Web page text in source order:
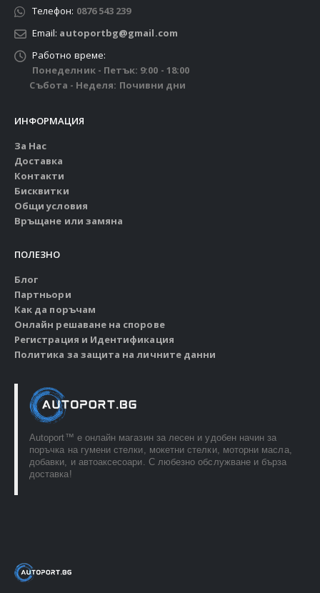
Телефон: 0876 543 239
Email: autoportbg@gmail.com
Работно време:
Понеделник - Петък: 9:00 - 18:00
Събота - Неделя: Почивни дни
ИНФОРМАЦИЯ
За Нас
Доставка
Контакти
Бисквитки
Общи условия
Връщане или замяна
ПОЛЕЗНО
Блог
Партньори
Как да поръчам
Онлайн решаване на спорове
Регистрация и Идентификация
Политика за защита на личните данни
Autoport™ e онлайн магазин за лесен и удобен начин за
поръчка на гумени стелки, мокетни стелки, моторни масла,
добавки, и автоаксесоари. С любезно обслужване и бърза
доставка!